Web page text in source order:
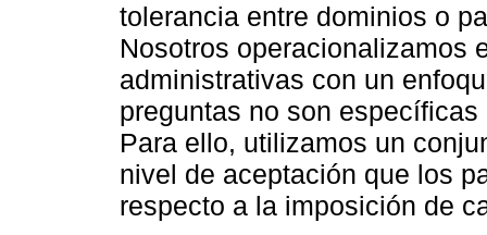
tolerancia entre dominios o
Nosotros operacionalizamos
administrativas con un
preguntas no son
Para ello, utilizamos un
nivel de aceptación que los
respecto a la imposición de